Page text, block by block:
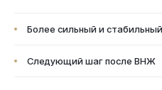
Более сильный и
Следующий шаг после ВНЖ